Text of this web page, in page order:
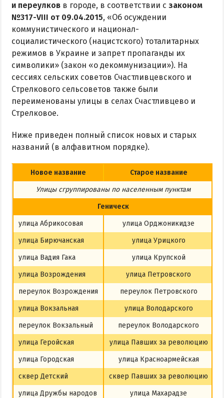
Аскания-Нова
Остров Бирючий
ПРОЕЗД
По Геническу и на косу
Такси по косе
Из Херсона
Из Запорожья
Из Днепра
Из Харькова
Из Полтавы
Из Сум
Из Киева
и переулков в городе, в соответствии с законом
№317-VIII от 09.04.2015, «Об осуждении
коммунистического и национал-
социалистического (нацистского) тоталитарных
режимов в Украине и запрет пропаганды их
символики» (закон «о декоммунизации»). На
сессиях сельских советов Счастливцевского и
Стрелкового сельсоветов также были
переименованы улицы в селах Счастливцево и
Стрелковое.
Ниже приведен полный список новых и старых
названий (в алфавитном порядке).
Новое название
Старое название
Улицы сгруппированы по населенным пунктам
Геническ
улица Абрикосовая
улица Орджоникидзе
улица Бирючанская
улица Урицкого
улица Вадия Гака
улица Крупской
улица Возрождения
улица Петровского
переулок Возрождения
переулок Петровского
улица Вокзальная
улица Володарского
переулок Вокзальный
переулок Володарского
улица Геройская
улица Павших за революцию
улица Городская
улица Красноармейская
сквер Детский
сквер Павших за революцию
улица Дружбы народов
улица Махарадзе